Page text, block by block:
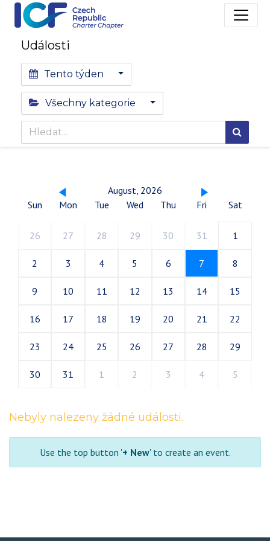
Události
Tento týden
Všechny kategorie
August, 2026
Sun
Mon Tue Wed Thu Fri Sat
26 27 28 29 30 31 1
2 3 4 5 6 7 8
9 10 11 12 13 14 15
16 17 18 19 20 21 22
23 24 25 26 27 28 29
30 31 1 2 3 4 5
Nebyly nalezeny žádné události.
Use the top button '+ New' to create an event.